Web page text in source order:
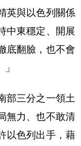
英與以色列關係
中東穩定、開展
底翻臉，也不會
部三分之一領土
無力、也不敢清
以色列出手，藉